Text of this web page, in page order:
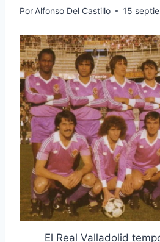
Por Alfonso Del Castillo 15
El Real Valladolid